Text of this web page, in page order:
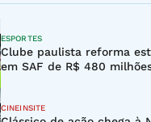
ESPORTES
Clube paulista reforma
em SAF de R$ 480
CINEINSITE